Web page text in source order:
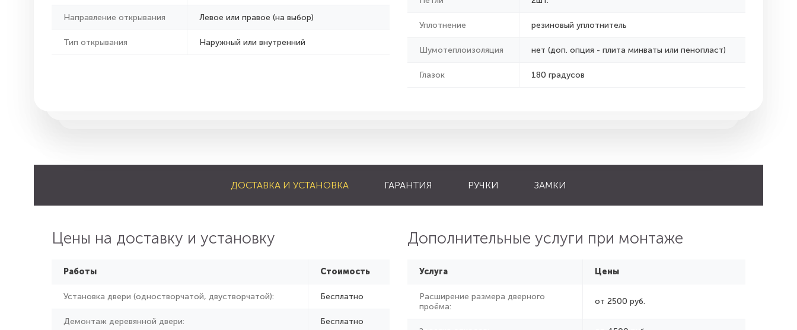
Направление открывания Левое или правое (на выбор)
Тип открывания Наружный или внутренний
Уплотнение резиновый уплотнитель
Шумотеплоизоляция нет (доп. опция - плита минваты или пенопласт)
Глазок 180 градусов
ДОСТАВКА И УСТАНОВКА ГАРАНТИЯ РУЧКИ ЗАМКИ
Цены на доставку и установку
Работы Стоимость
Установка двери (одностворчатой, двустворчатой): Бесплатно
Демонтаж деревянной двери: Бесплатно
Дополнительные услуги при монтаже
Услуга Цены
Расширение размера дверного
проёма:
от 2500 руб.